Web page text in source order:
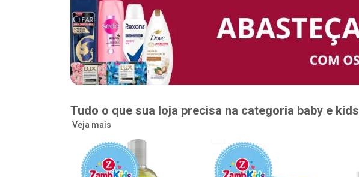
Tudo o que sua loja precisa na categoria baby e kids
Veja mais